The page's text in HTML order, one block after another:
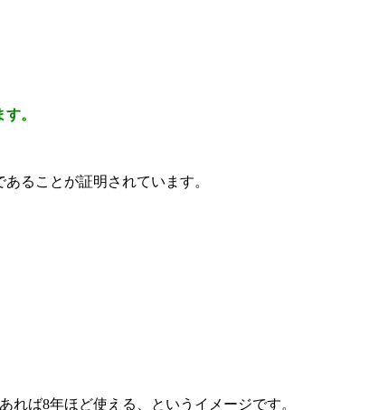
。
ることが証明されています。
ば8年ほど使える、というイメージです。